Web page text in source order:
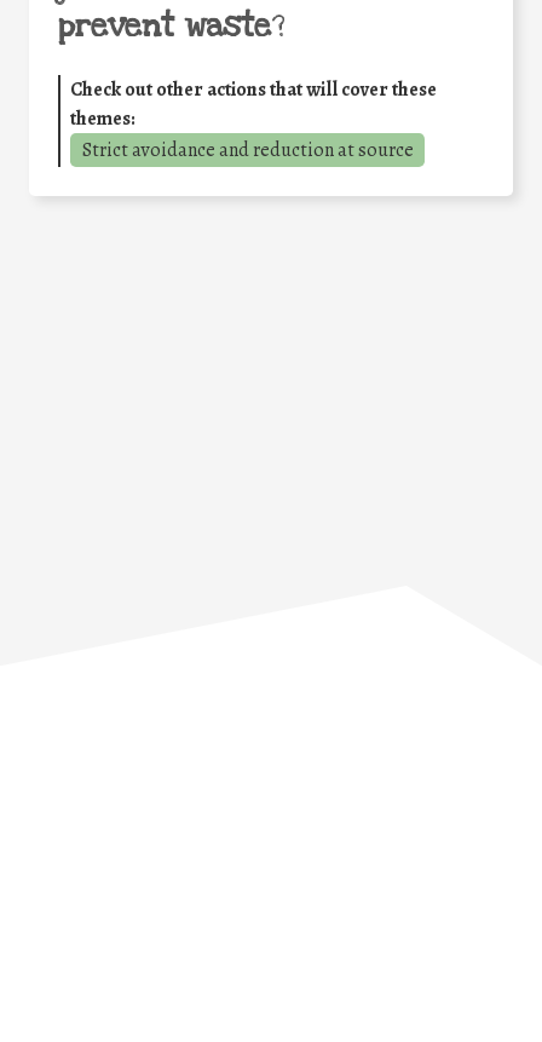
prevent waste?
Check out other actions that will cover these
themes:
Strict avoidance and reduction at source